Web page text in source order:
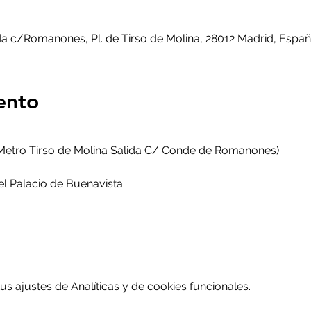
c/Romanones, Pl. de Tirso de Molina, 28012 Madrid,
Tirso de Molina Salida C/ Conde de Romanones).
Palacio de Buenavista.
ajustes de Analíticas y de cookies funcionales.